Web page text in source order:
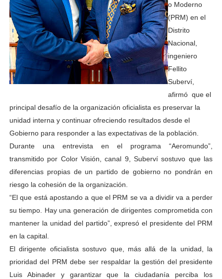
o Moderno
(PRM) en el
Distrito
Nacional,
ingeniero
Fellito
Suberví,
afirmó que el
principal desafío de la organización oficialista es preservar la
unidad interna y continuar ofreciendo resultados desde el
Gobierno para responder a las expectativas de la población.
Durante una entrevista en el programa “Aeromundo”,
transmitido por Color Visión, canal 9, Suberví sostuvo que las
diferencias propias de un partido de gobierno no pondrán en
riesgo la cohesión de la organización.
“El que está apostando a que el PRM se va a dividir va a perder
su tiempo. Hay una generación de dirigentes comprometida con
mantener la unidad del partido”, expresó el presidente del PRM
en la capital.
El dirigente oficialista sostuvo que, más allá de la unidad, la
prioridad del PRM debe ser respaldar la gestión del presidente
Luis Abinader y garantizar que la ciudadanía perciba los